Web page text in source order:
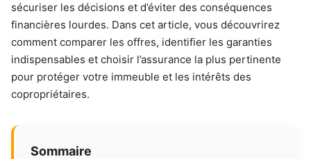
sécuriser les décisions et d’éviter des conséquences
financières lourdes. Dans cet article, vous découvrirez
comment comparer les offres, identifier les garanties
indispensables et choisir l’assurance la plus pertinente
pour protéger votre immeuble et les intérêts des
copropriétaires.
Sommaire